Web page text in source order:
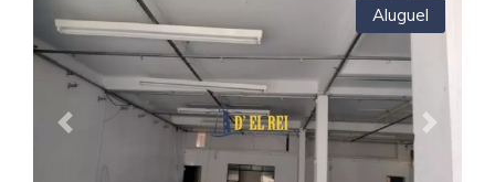
Previous Next
Aluguel